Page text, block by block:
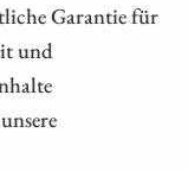
Garantie für
und